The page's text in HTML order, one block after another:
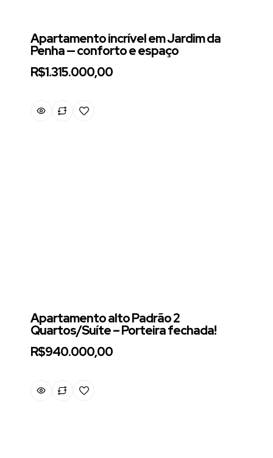
Apartamento incrível em Jardim da
Penha — conforto e espaço
R$1.315.000,00
Apartamento alto Padrão 2
Quartos/Suíte – Porteira fechada!
R$940.000,00